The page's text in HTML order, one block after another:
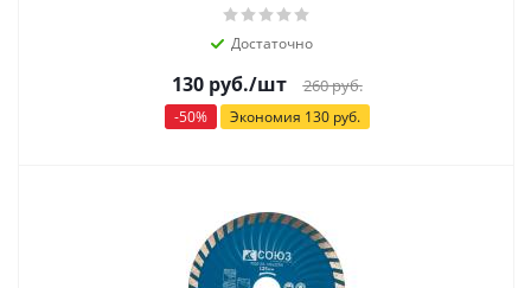
Достаточно
130руб./шт 260руб.
-50% Экономия 130руб.